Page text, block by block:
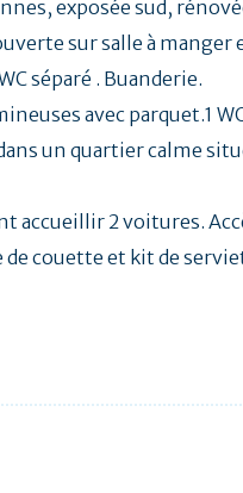
exposée sud,
sur salle à manger
séparé . Buanderie.
avec parquet.1
un quartier calme
accueillir 2 voitures.
de couette et kit de